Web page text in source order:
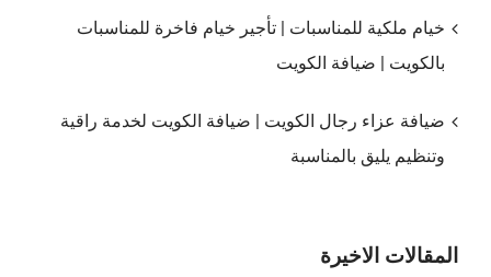
خيام ملكية للمناسبات | تأجير خيام فاخرة للمناسبات
بالكويت | ضيافة الكويت
ضيافة عزاء رجال الكويت | ضيافة الكويت لخدمة راقية
وتنظيم يليق بالمناسبة
المقالات الاخيرة